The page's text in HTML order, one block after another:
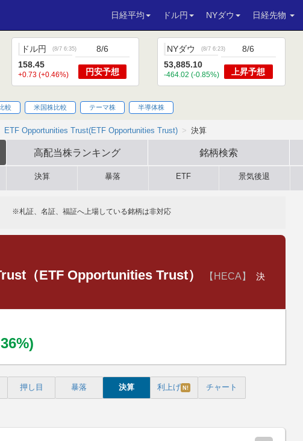
日経平均 ドル円 NYダウ 日経先物
ドル円 (8/7 6:35)
158.45
+0.73 (+0.46%)
8/6
円安予想
NYダウ (8/7 6:23)
53,885.10
-464.02 (-0.85%)
8/6
上昇予想
較 米国株比較 テーマ株 半導体株
ETF Opportunities Trust(ETF Opportunities Trust) 決算
高配当株ランキング 銘柄検索
決算 暴落 ETF 景気後退
※札証、名証、福証へ上場している銘柄は非対応
（ETF Opportunities Trust） 【HECA】
決
押し目 暴落 決算 利上げ N! チャート